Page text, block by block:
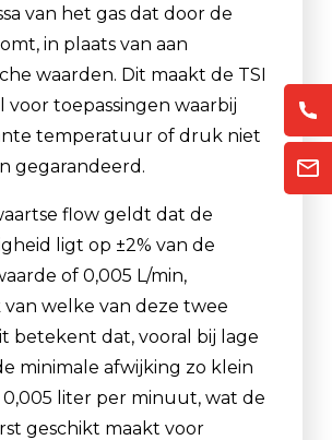
van het gas dat door de
in plaats van aan
waarden. Dit maakt de TSI
voor toepassingen waarbij
temperatuur of druk niet
gegarandeerd.
flow geldt dat de
ligt op ±2% van de
of 0,005 L/min,
welke van deze twee
betekent dat, vooral bij lage
minimale afwijking zo klein
0,005 liter per minuut, wat de
geschikt maakt voor